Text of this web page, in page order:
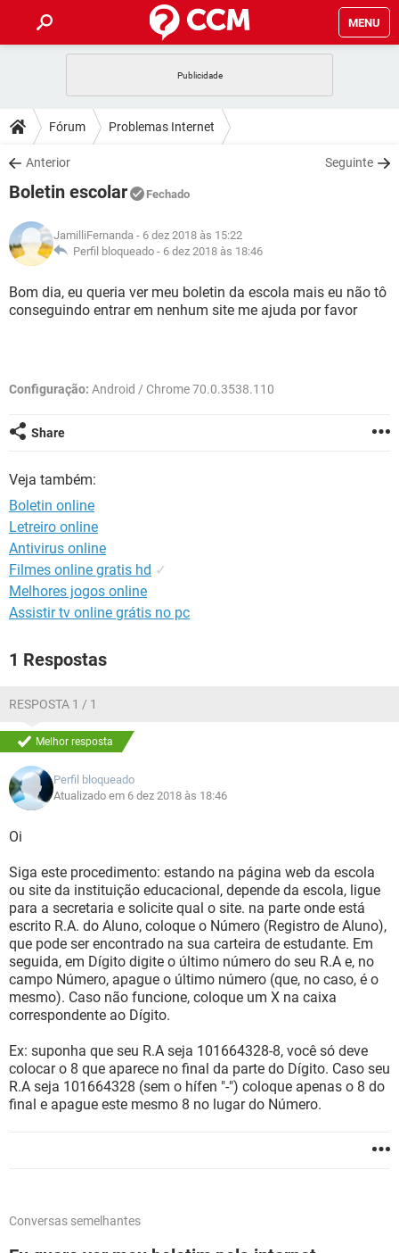
MENU
CELULAR FACEBOOK
OUTLOOK
INSTAGRAM
GUIA DE COMPRAS
DICAS
JOGOS WHATSAPP
INSTAGRAM GMAIL
GUIA DE COMPRAS
DOWNLOADS
JOGOS
CELULAR
OUTLOOK EXCEL
INSTAGRAM GMAIL
GUIA DE COMPRAS
JOGOS WHATSAPP
CELULAR
OUTLOOK EXCEL
GLOSSÁRIO
JOGOS WHATSAPP
CELULAR FACEBOOK
Fórum Problemas Internet
Anterior Seguinte
Boletin escolar Fechado
JamilliFernanda - 6 dez 2018 às 15:22
Perfil bloqueado - 6 dez 2018 às 18:46
Bom dia, eu queria ver meu boletin da escola mais eu não tô
conseguindo entrar em nenhum site me ajuda por favor
Configuração: Android / Chrome 70.0.3538.110
Share
Veja também:
Boletin online
Letreiro online
Antivirus online
Filmes online gratis hd ✓
Melhores jogos online
Assistir tv online grátis no pc
1 Respostas
RESPOSTA 1 / 1
Melhor resposta
Perfil bloqueado
Atualizado em 6 dez 2018 às 18:46
Oi
Siga este procedimento: estando na página web da escola
ou site da instituição educacional, depende da escola, ligue
para a secretaria e solicite qual o site. na parte onde está
escrito R.A. do Aluno, coloque o Número (Registro de Aluno),
que pode ser encontrado na sua carteira de estudante. Em
seguida, em Dígito digite o último número do seu R.A e, no
campo Número, apague o último número (que, no caso, é o
mesmo). Caso não funcione, coloque um X na caixa
correspondente ao Dígito.
Ex: suponha que seu R.A seja 101664328-8, você só deve
colocar o 8 que aparece no final da parte do Dígito. Caso seu
R.A seja 101664328 (sem o hífen "-") coloque apenas o 8 do
final e apague este mesmo 8 no lugar do Número.
Conversas semelhantes